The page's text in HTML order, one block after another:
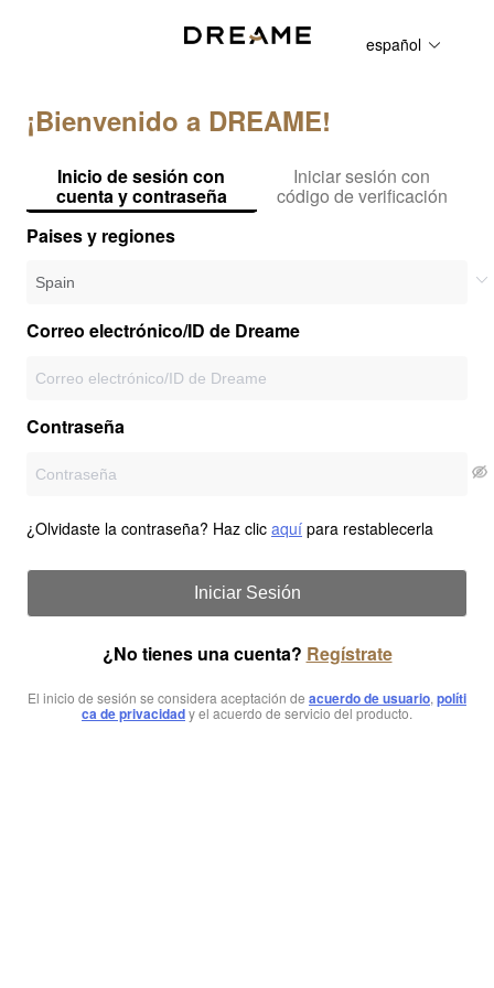
español
¡Bienvenido a DREAME!
Inicio de sesión con
cuenta y contraseña
Iniciar sesión con
código de verificación
Paises y regiones
Correo electrónico/ID de Dreame
Contraseña
¿Olvidaste la contraseña? Haz clic aquí para restablecerla
Iniciar Sesión
¿No tienes una cuenta? Regístrate
El inicio de sesión se considera aceptación de acuerdo de usuario, políti
ca de privacidady el acuerdo de servicio del producto.